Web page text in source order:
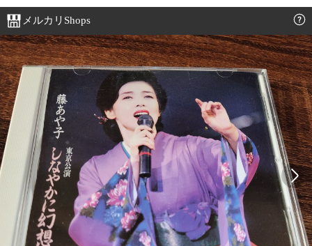
メルカリShops